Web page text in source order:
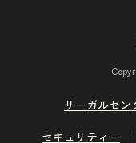
リーガルセン
セキュリティー